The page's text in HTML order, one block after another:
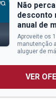
Não
desconto
anual de
Aproveite os
manutenção
aluguer de
VER